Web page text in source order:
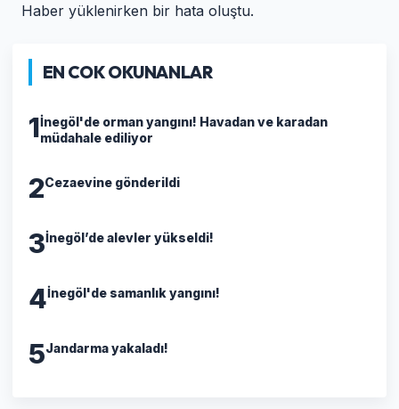
Haber yüklenirken bir hata oluştu.
EN COK OKUNANLAR
1İnegöl'de orman yangını! Havadan ve karadan
müdahale ediliyor
2Cezaevine gönderildi
3İnegöl’de alevler yükseldi!
4İnegöl'de samanlık yangını!
5Jandarma yakaladı!